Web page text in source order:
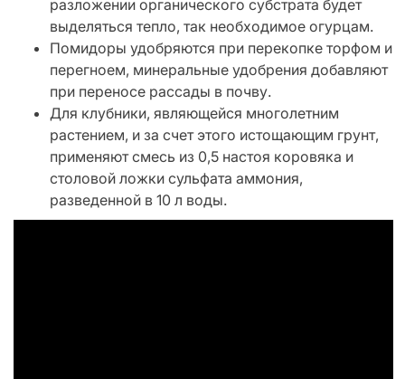
разложении органического субстрата будет
выделяться тепло, так необходимое огурцам.
Помидоры удобряются при перекопке торфом и
перегноем, минеральные удобрения добавляют
при переносе рассады в почву.
Для клубники, являющейся многолетним
растением, и за счет этого истощающим грунт,
применяют смесь из 0,5 настоя коровяка и
столовой ложки сульфата аммония,
разведенной в 10 л воды.